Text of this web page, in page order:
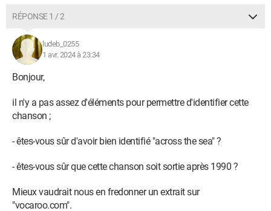
RÉPONSE 1 / 2
ludeb_0255
1 avr. 2024 à 23:34
Bonjour,
il n'y a pas assez d'éléments pour permettre d'identifier cette
chanson ;
- êtes-vous sûr d'avoir bien identifié "across the sea" ?
- êtes-vous sûr que cette chanson soit sortie après 1990 ?
Mieux vaudrait nous en fredonner un extrait sur
"vocaroo.com".